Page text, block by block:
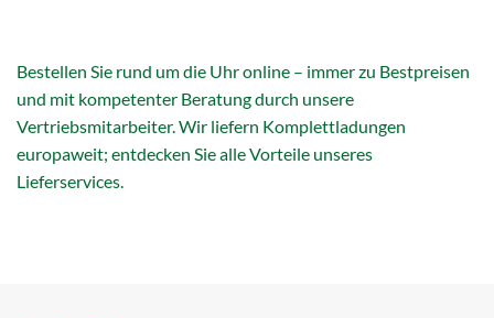
Bestellen Sie rund um die Uhr online – immer zu Bestpreisen
und mit kompetenter Beratung durch unsere
Vertriebsmitarbeiter. Wir liefern Komplettladungen
europaweit; entdecken Sie alle Vorteile unseres
Lieferservices.